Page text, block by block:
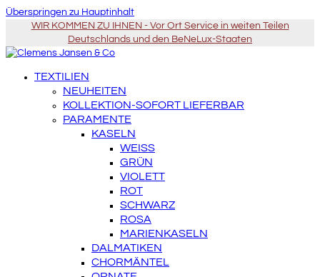
Überspringen zu Hauptinhalt
WIR KOMMEN ZU IHNEN - Vor Ort Service in weiten Teilen
Deutschlands und den BeNeLux-Staaten
TEXTILIEN
NEUHEITEN
KOLLEKTION-SOFORT LIEFERBAR
PARAMENTE
KASELN
WEISS
GRÜN
VIOLETT
ROT
SCHWARZ
ROSA
MARIENKASELN
DALMATIKEN
CHORMÄNTEL